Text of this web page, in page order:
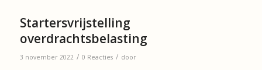
Startersvrijstelling
overdrachtsbelasting
3 november 2022 / 0 Reacties / door